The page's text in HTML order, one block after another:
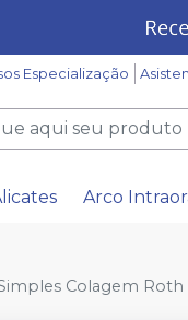
Especialização
Arco
Colagem Roth